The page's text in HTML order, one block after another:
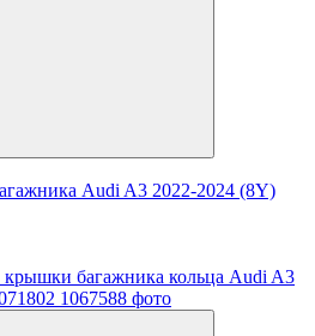
Audi A3 2022-2024 (8Y)